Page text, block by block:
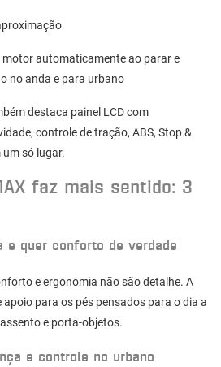
motor automaticamente ao parar e
no anda e para urbano
destaca painel LCD com
controle de tração, ABS, Stop &
só lugar.
faz mais sentido: 3
e quer conforto de verdade
e ergonomia não são detalhe. A
para os pés pensados para o dia a
e porta-objetos.
e controle no urbano